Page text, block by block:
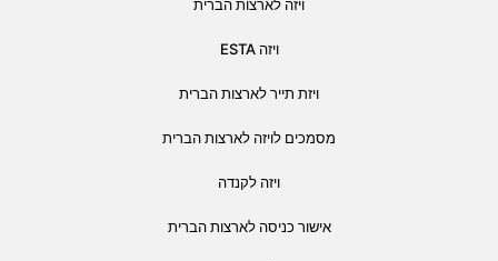
ויזה לארצות הברית
ויזה ESTA
ויזת תייר לארצות הברית
מסמכים לויזה לארצות הברית
ויזה לקנדה
אישור כניסה לארצות הברית